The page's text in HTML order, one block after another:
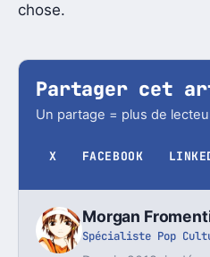
chose.
Partager cet
Un partage = plus de
X FACEBOOK
Morgan
Spécialiste Pop